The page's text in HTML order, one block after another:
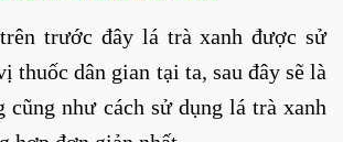
trước đây lá trà xanh được sử
thuốc dân gian tại ta, sau đây sẽ là
cũng như cách sử dụng lá trà xanh